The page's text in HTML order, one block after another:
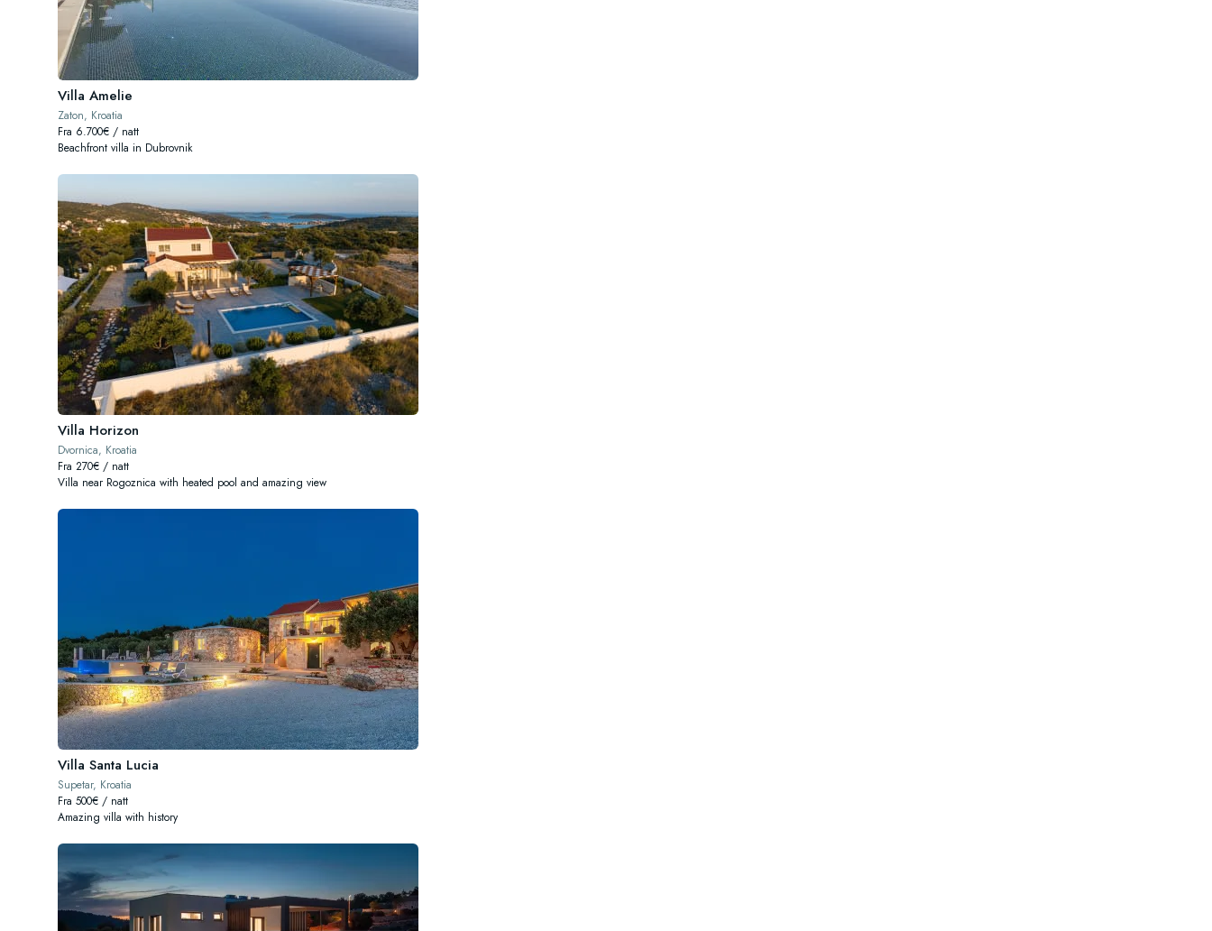
Villa Amelie
Zaton, Kroatia
Fra 6.700€ / natt
Beachfront villa in Dubrovnik
Villa Horizon
Dvornica, Kroatia
Fra 270€ / natt
Villa near Rogoznica with heated pool and amazing view
Villa Santa Lucia
Supetar, Kroatia
Fra 500€ / natt
Amazing villa with history